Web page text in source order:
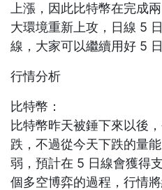
上漲，因此比特幣在完成
大環境重新上攻，日線 5
線，大家可以繼續用好 5 日
行情分析
比特幣：
比特幣昨天被錘下來以後
跌，不過從今天下跌的量
弱，預計在 5 日線會獲得
個多空博弈的過程，行情